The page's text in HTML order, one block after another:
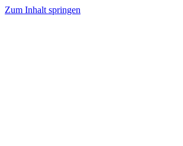
Zum Inhalt springen